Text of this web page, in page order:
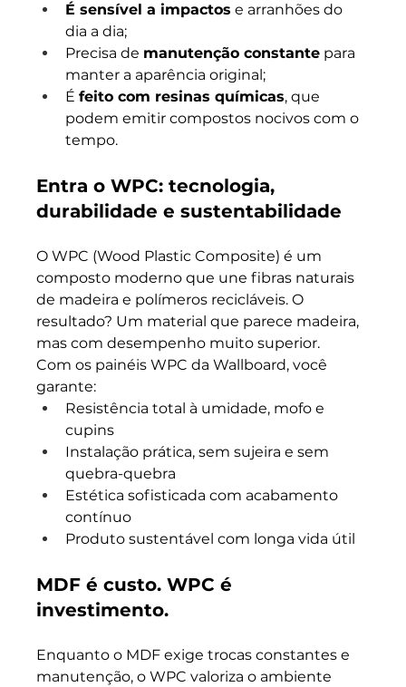
É sensível a impactos e arranhões do
dia a dia;
Precisa de manutenção constante para
manter a aparência original;
É feito com resinas químicas, que
podem emitir compostos nocivos com o
tempo.
Entra o WPC: tecnologia,
durabilidade e sustentabilidade
O WPC (Wood Plastic Composite) é um
composto moderno que une fibras naturais
de madeira e polímeros recicláveis. O
resultado? Um material que parece madeira,
mas com desempenho muito superior.
Com os painéis WPC da Wallboard, você
garante:
Resistência total à umidade, mofo e
cupins
Instalação prática, sem sujeira e sem
quebra-quebra
Estética sofisticada com acabamento
contínuo
Produto sustentável com longa vida útil
MDF é custo. WPC é
investimento.
Enquanto o MDF exige trocas constantes e
manutenção, o WPC valoriza o ambiente